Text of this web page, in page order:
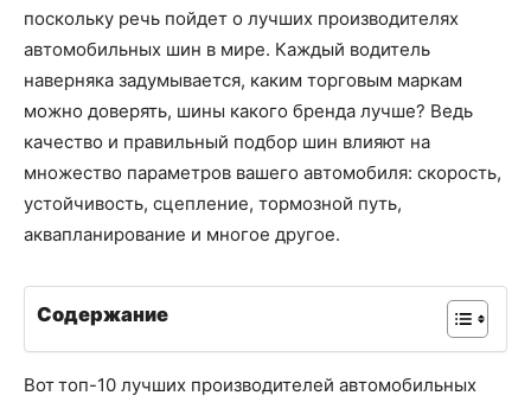
поскольку речь пойдет о лучших производителях
автомобильных шин в мире. Каждый водитель
наверняка задумывается, каким торговым маркам
можно доверять, шины какого бренда лучше? Ведь
качество и правильный подбор шин влияют на
множество параметров вашего автомобиля: скорость,
устойчивость, сцепление, тормозной путь,
аквапланирование и многое другое.
Содержание
Вот топ-10 лучших производителей автомобильных